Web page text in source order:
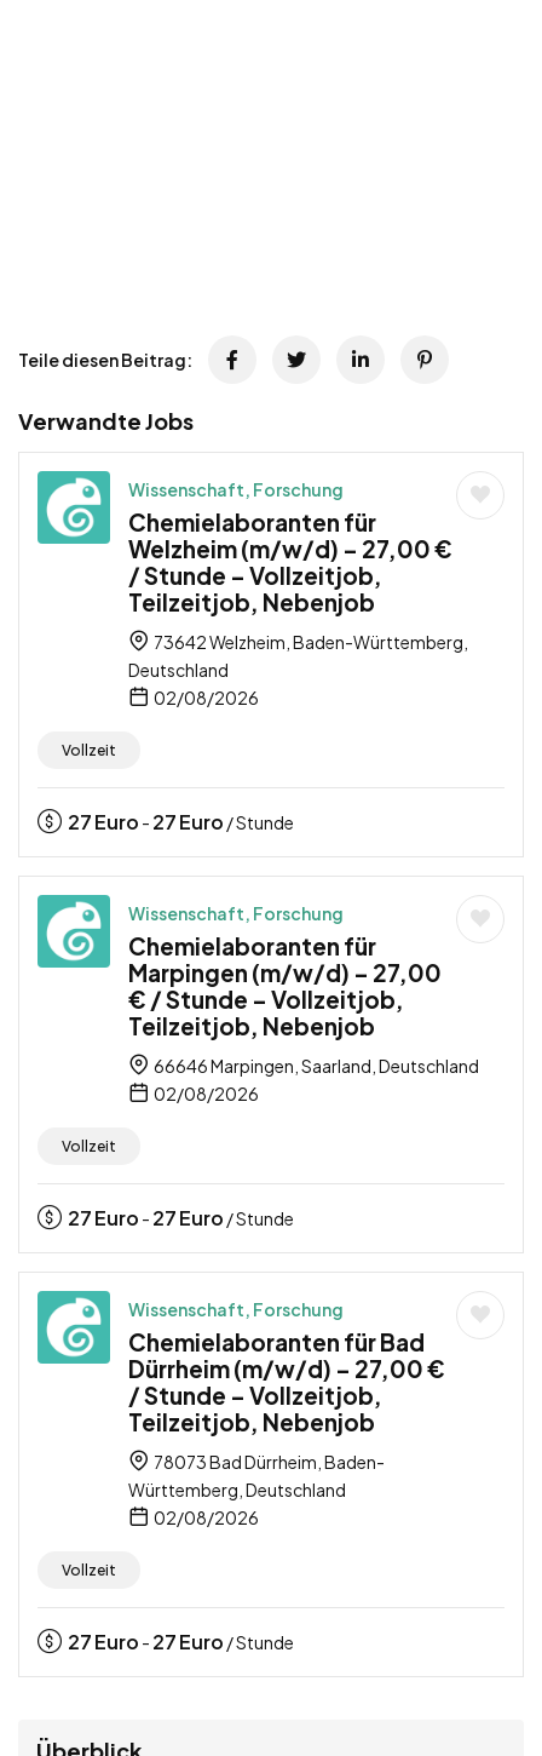
Teile diesen Beitrag:
Verwandte Jobs
Wissenschaft, Forschung
Chemielaboranten für
Welzheim (m/w/d) – 27,00 €
/ Stunde – Vollzeitjob,
Teilzeitjob, Nebenjob
73642 Welzheim, Baden-Württemberg,
Deutschland
02/08/2026
Vollzeit
27Euro - 27Euro / Stunde
Wissenschaft, Forschung
Chemielaboranten für
Marpingen (m/w/d) – 27,00
€ / Stunde – Vollzeitjob,
Teilzeitjob, Nebenjob
66646 Marpingen, Saarland, Deutschland
02/08/2026
Vollzeit
27Euro - 27Euro / Stunde
Wissenschaft, Forschung
Chemielaboranten für Bad
Dürrheim (m/w/d) – 27,00 €
/ Stunde – Vollzeitjob,
Teilzeitjob, Nebenjob
78073 Bad Dürrheim, Baden-
Württemberg, Deutschland
02/08/2026
Vollzeit
27Euro - 27Euro / Stunde